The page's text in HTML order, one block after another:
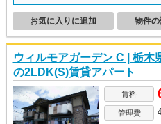
物件
お気に入りに追加
ウィルモアガーデン C | 栃木
の2LDK(S)賃貸アパート
賃料
管理費